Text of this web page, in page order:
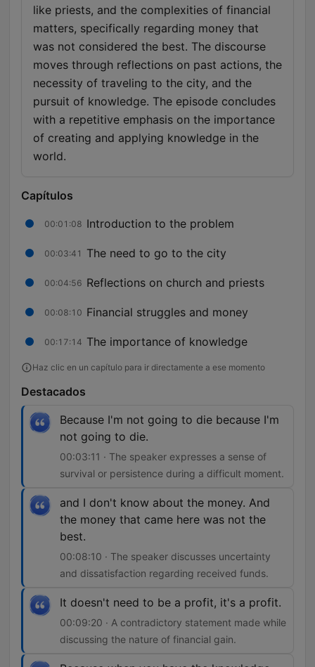
like priests, and the complexities of financial
matters, specifically regarding money that
was not considered the best. The discourse
moves through reflections on past actions, the
necessity of traveling to the city, and the
pursuit of knowledge. The episode concludes
with a repetitive emphasis on the importance
of creating and applying knowledge in the
world.
Capítulos
00:01:08 Introduction to the problem
00:03:41 The need to go to the city
00:04:56 Reflections on church and priests
00:08:10 Financial struggles and money
00:17:14 The importance of knowledge
Haz clic en un capítulo para ir directamente a ese momento
Destacados
Because I'm not going to die because I'm
not going to die.
00:03:11 · The speaker expresses a sense of
survival or persistence during a difficult moment.
and I don't know about the money. And
the money that came here was not the
best.
00:08:10 · The speaker discusses uncertainty
and dissatisfaction regarding received funds.
It doesn't need to be a profit, it's a profit.
00:09:20 · A contradictory statement made while
discussing the nature of financial gain.